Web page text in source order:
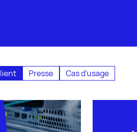
de
Presse Cas d'usage